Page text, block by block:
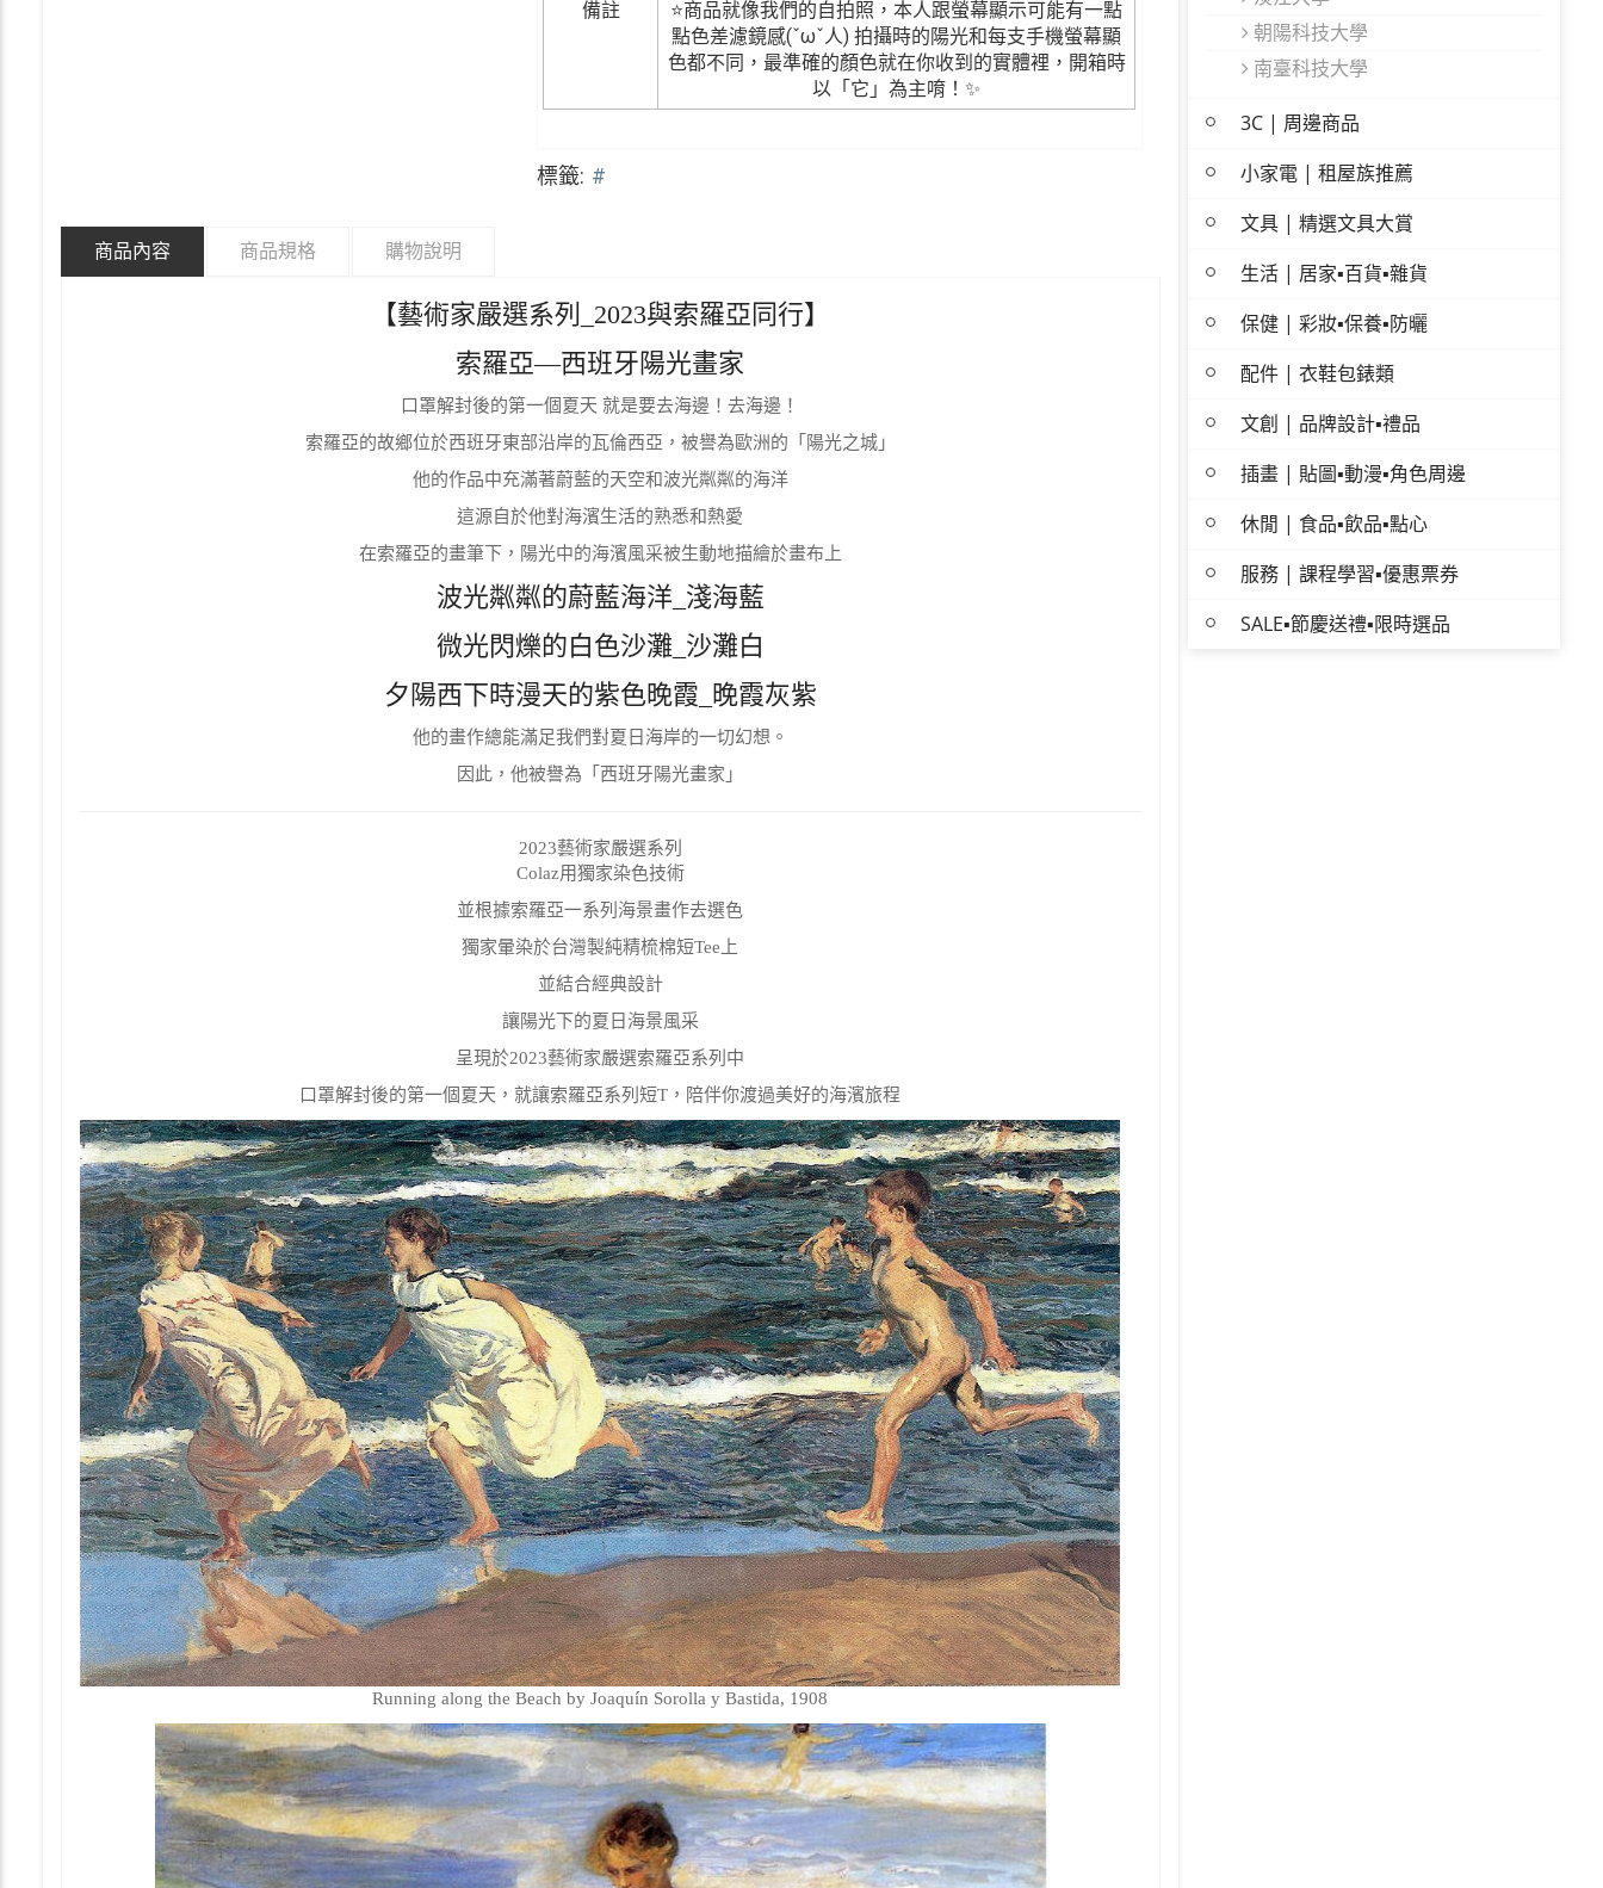
朝陽科技大學
南臺科技大學
3C | 周邊商品
小家電 | 租屋族推薦
文具 | 精選文具大賞
生活 | 居家▪百貨▪雜貨
保健 | 彩妝▪保養▪防曬
配件 | 衣鞋包錶類
文創 | 品牌設計▪禮品
插畫 | 貼圖▪動漫▪角色周邊
休閒 | 食品▪飲品▪點心
服務 | 課程學習▪優惠票券
SALE▪節慶送禮▪限時選品
備註
⭐商品就像我們的自拍照，本人跟螢幕顯示可能有一點
點色差濾鏡感(ˇωˇ人) 拍攝時的陽光和每支手機螢幕顯
色都不同，最準確的顏色就在你收到的實體裡，開箱時
以「它」為主唷！✨
標籤: #
商品內容 商品規格 購物說明
【藝術家嚴選系列_2023與索羅亞同行】
索羅亞—西班牙陽光畫家
口罩解封後的第一個夏天 就是要去海邊！去海邊！
索羅亞的故鄉位於西班牙東部沿岸的瓦倫西亞，被譽為歐洲的「陽光之城」
他的作品中充滿著蔚藍的天空和波光粼粼的海洋
這源自於他對海濱生活的熟悉和熱愛
在索羅亞的畫筆下，陽光中的海濱風采被生動地描繪於畫布上
波光粼粼的蔚藍海洋_淺海藍
微光閃爍的白色沙灘_沙灘白
夕陽西下時漫天的紫色晚霞_晚霞灰紫
他的畫作總能滿足我們對夏日海岸的一切幻想。
因此，他被譽為「西班牙陽光畫家」
2023藝術家嚴選系列
Colaz用獨家染色技術
並根據索羅亞一系列海景畫作去選色
獨家暈染於台灣製純精梳棉短Tee上
並結合經典設計
讓陽光下的夏日海景風采
呈現於2023藝術家嚴選索羅亞系列中
口罩解封後的第一個夏天，就讓索羅亞系列短T，陪伴你渡過美好的海濱旅程
Running along the Beach by Joaquín Sorolla y Bastida, 1908